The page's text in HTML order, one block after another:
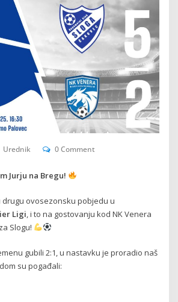
Urednik 0 Comment
Jurju na Bregu!
drugu ovosezonsku pobjedu u
Ligi, i to na gostovanju kod NK Venera
za Slogu!
gubili 2:1, u nastavku je proradio naš
su pogađali: